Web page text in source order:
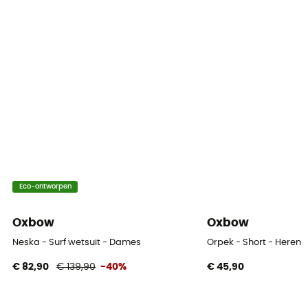
Eco-ontworpen
Oxbow
Neska - Surf wetsuit - Dames
€ 82,90 € 139,90 -40%
Oxbow
Orpek - Short - Heren
€ 45,90